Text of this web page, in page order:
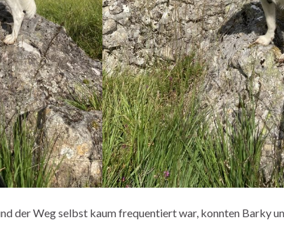
der Weg selbst kaum frequentiert war, konnten Barky